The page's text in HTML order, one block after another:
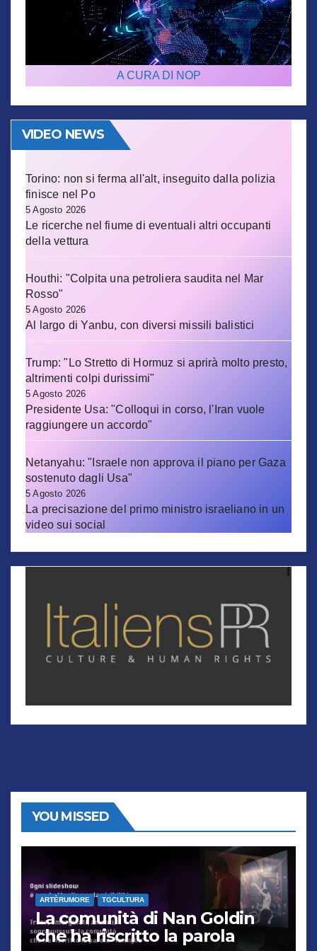
A CURA DI NOP
VIDEO NEWS
Torino: non si ferma all'alt, inseguito dalla polizia
finisce nel Po
5 Agosto 2026
Le ricerche nel fiume di eventuali altri occupanti
della vettura
Houthi: "Colpita una petroliera saudita nel Mar
Rosso"
5 Agosto 2026
Al largo di Yanbu, con diversi missili balistici
Trump: "Lo Stretto di Hormuz si aprirà molto presto,
altrimenti colpi durissimi"
5 Agosto 2026
Presidente Usa: "Colloqui in corso, l'Iran vuole
raggiungere un accordo"
Netanyahu: "Israele non approva il piano per Gaza
sostenuto dagli Usa"
5 Agosto 2026
La precisazione del primo ministro israeliano in un
video sui social
YOU MISSED
ARTÈRUMORE TGCULTURA
La comunità di Nan Goldin
che ha riscritto la parola